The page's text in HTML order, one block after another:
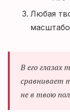
Любая
В его глазах
сравнивает
не в твою